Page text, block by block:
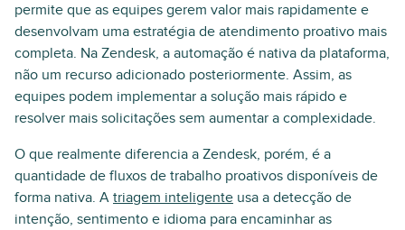
permite que as equipes gerem valor mais rapidamente e
desenvolvam uma estratégia de atendimento proativo mais
completa. Na Zendesk, a automação é nativa da plataforma,
não um recurso adicionado posteriormente. Assim, as
equipes podem implementar a solução mais rápido e
resolver mais solicitações sem aumentar a complexidade.
O que realmente diferencia a Zendesk, porém, é a
quantidade de fluxos de trabalho proativos disponíveis de
forma nativa. A triagem inteligente usa a detecção de
intenção, sentimento e idioma para encaminhar as